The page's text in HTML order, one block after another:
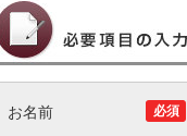
必須
お名前